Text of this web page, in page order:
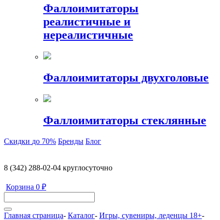
Фаллоимитаторы
реалистичные и
нереалистичные
Фаллоимитаторы двухголовые
Фаллоимитаторы стеклянные
Скидки до 70% Бренды Блог
8 (342) 288-02-04 круглосуточно
Корзина 0 ₽
Главная страница- Каталог- Игры, сувениры, леденцы 18+-